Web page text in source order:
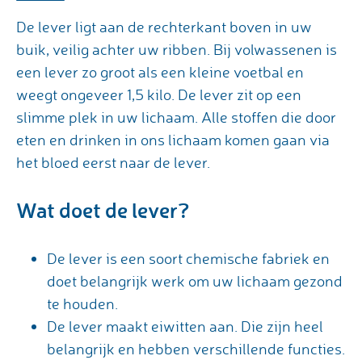
De lever ligt aan de rechterkant boven in uw
buik, veilig achter uw ribben. Bij volwassenen is
een lever zo groot als een kleine voetbal en
weegt ongeveer 1,5 kilo. De lever zit op een
slimme plek in uw lichaam. Alle stoffen die door
eten en drinken in ons lichaam komen gaan via
het bloed eerst naar de lever.
Wat doet de lever?
De lever is een soort chemische fabriek en
doet belangrijk werk om uw lichaam gezond
te houden.
De lever maakt eiwitten aan. Die zijn heel
belangrijk en hebben verschillende functies.